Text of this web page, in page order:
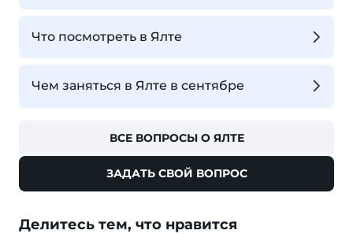
Что посмотреть в Ялте
Чем заняться в Ялте в сентябре
ВСЕ ВОПРОСЫ О ЯЛТЕ
ЗАДАТЬ СВОЙ ВОПРОС
Делитесь тем, что нравится